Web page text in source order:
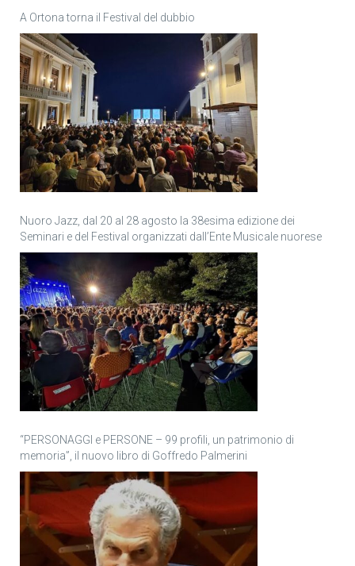
A Ortona torna il Festival del dubbio
Nuoro Jazz, dal 20 al 28 agosto la 38esima edizione dei
Seminari e del Festival organizzati dall’Ente Musicale nuorese
“PERSONAGGI e PERSONE – 99 profili, un patrimonio di
memoria”, il nuovo libro di Goffredo Palmerini